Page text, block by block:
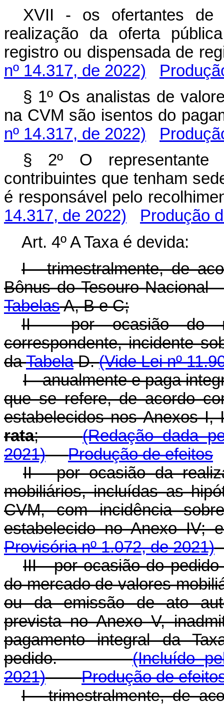
XVII - os ofertantes de
realização da oferta
registro ou dispensada de
nº 14.317, de 2022)
§ 1º Os analistas de
na CVM são isentos do
nº 14.317, de 2022)
§ 2º O representante
contribuintes que tenham
é responsável pelo
14.317, de 2022)
Produção
Art. 4º A Taxa é devida:
I - trimestralmente, de
Bônus do Tesouro Nacional
TabelasA, B e C;
II - por ocasião do
correspondente, incidente
daTabelaD.(Vide Lei nº
I - anualmente e paga
que se refere, de acordo
estabelecidos nos Anexos
rata;(Redação dada
2021)
Produção de efeitos
II - por ocasião da
mobiliários, incluídas as
CVM, com incidência
estabelecido no Anexo
Provisória nº 1.072, de 2021)
III - por ocasião do
do mercado de valores
ou da emissão de ato
prevista no Anexo V,
pagamento integral da
pedido.(Incluído
2021)
Produção de
I - trimestralmente, de